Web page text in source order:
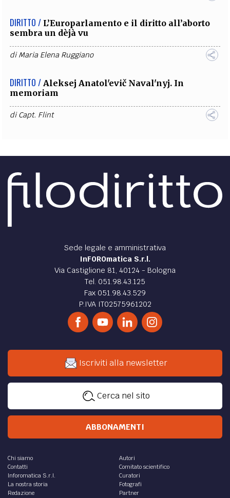
DIRITTO / L’Europarlamento e il diritto all’aborto
sembra un dèjà vu
diMaria Elena Ruggiano
DIRITTO / Aleksej Anatol'evič Naval'nyj. In
memoriam
diCapt. Flint
Sede legale e amministrativa
InFOROmatica S.r.l.
Via Castiglione 81, 40124 - Bologna
Tel. 051.98.43.125
Fax 051.98.43.529
P.IVA IT02575961202
Iscriviti alla newsletter
Cerca nel sito
ABBONAMENTI
Chi siamo
Contatti
Inforomatica S.r.l.
La nostra storia
Redazione
Autori
Comitato scientifico
Curatori
Fotografi
Partner